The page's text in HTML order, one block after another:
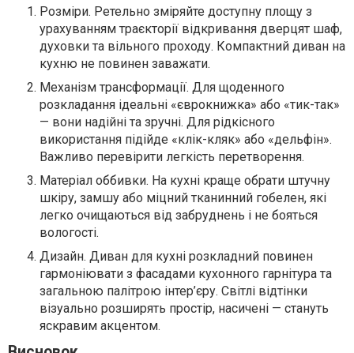
Розміри. Ретельно зміряйте доступну площу з
урахуванням траєкторії відкривання дверцят шаф,
духовки та вільного проходу. Компактний диван на
кухню не повинен заважати.
Механізм трансформації. Для щоденного
розкладання ідеальні «єврокнижка» або «тик-так»
— вони надійні та зручні. Для рідкісного
використання підійде «клік-кляк» або «дельфін».
Важливо перевірити легкість перетворення.
Матеріал оббивки. На кухні краще обрати штучну
шкіру, замшу або міцний тканинний гобелен, які
легко очищаються від забруднень і не бояться
вологості.
Дизайн. Диван для кухні розкладний повинен
гармоніювати з фасадами кухонного гарнітура та
загальною палітрою інтер’єру. Світлі відтінки
візуально розширять простір, насичені — стануть
яскравим акцентом.